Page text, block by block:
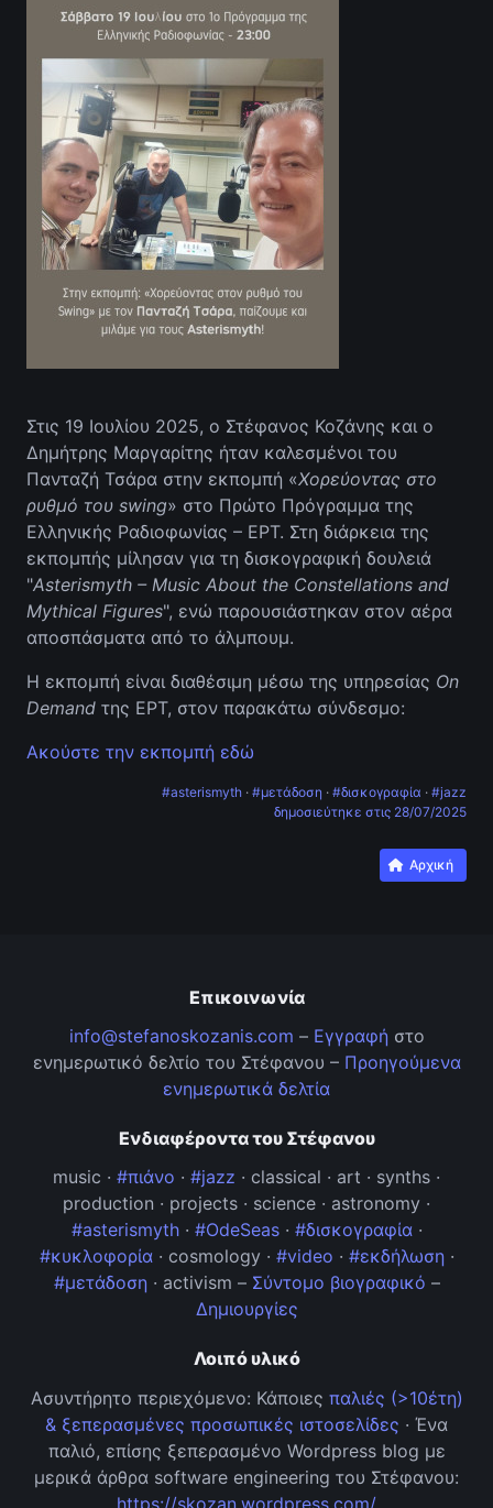
Στις 19 Ιουλίου 2025, ο Στέφανος Κοζάνης και ο
Δημήτρης Μαργαρίτης ήταν καλεσμένοι του
Πανταζή Τσάρα στην εκπομπή «Χορεύοντας στο
ρυθμό του swing» στο Πρώτο Πρόγραμμα της
Ελληνικής Ραδιοφωνίας – ΕΡΤ. Στη διάρκεια της
εκπομπής μίλησαν για τη δισκογραφική δουλειά
"Asterismyth – Music About the Constellations and
Mythical Figures", ενώ παρουσιάστηκαν στον αέρα
αποσπάσματα από το άλμπουμ.
Η εκπομπή είναι διαθέσιμη μέσω της υπηρεσίας On
Demand της ΕΡΤ, στον παρακάτω σύνδεσμο:
Ακούστε την εκπομπή εδώ
#asterismyth · #μετάδοση · #δισκογραφία · #jazz
δημοσιεύτηκε στις 28/07/2025
Αρχική
Επικοινωνία
info@stefanoskozanis.com – Εγγραφήστο
ενημερωτικό δελτίο του Στέφανου – Προηγούμενα
ενημερωτικά δελτία
Ενδιαφέροντα του Στέφανου
music · #πιάνο · #jazz · classical · art · synths ·
production · projects · science · astronomy ·
#asterismyth· #OdeSeas· #δισκογραφία·
#κυκλοφορία· cosmology · #video · #εκδήλωση·
#μετάδοση· activism – Σύντομο βιογραφικό –
Δημιουργίες
Λοιπό υλικό
Ασυντήρητο περιεχόμενο: Κάποιες παλιές (>10έτη)
& ξεπερασμένες προσωπικές ιστοσελίδες · Ένα
παλιό, επίσης ξεπερασμένο Wordpress blog με
μερικά άρθρα software engineering του Στέφανου:
https://skozan.wordpress.com/